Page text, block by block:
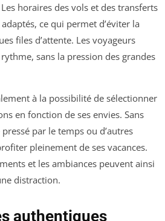
horaires des vols et des transferts
ce qui permet d’éviter la
files d’attente. Les voyageurs
sans la pression des grandes
à la possibilité de sélectionner
en fonction de ses envies. Sans
par le temps ou d’autres
pleinement de ses vacances.
et les ambiances peuvent ainsi
distraction.
authentiques